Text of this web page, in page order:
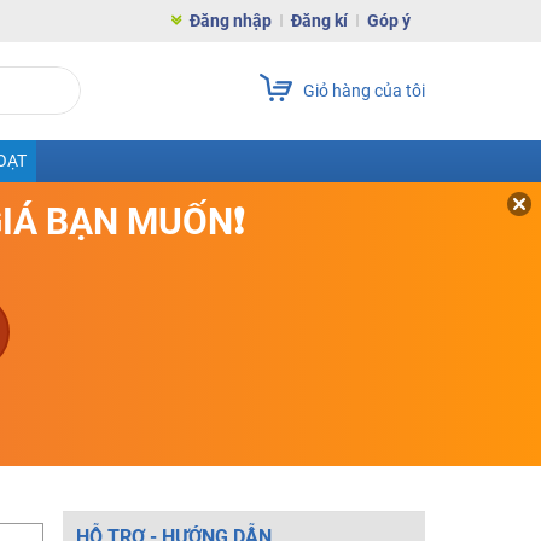
Đăng nhập Đăng kí Góp ý
Giỏ hàng của tôi
BẠN MUỐN❗